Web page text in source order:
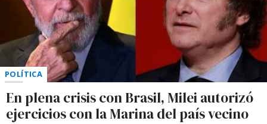
POLÍTICA
En plena crisis con Brasil, Milei autorizó
ejercicios con la Marina del país vecino